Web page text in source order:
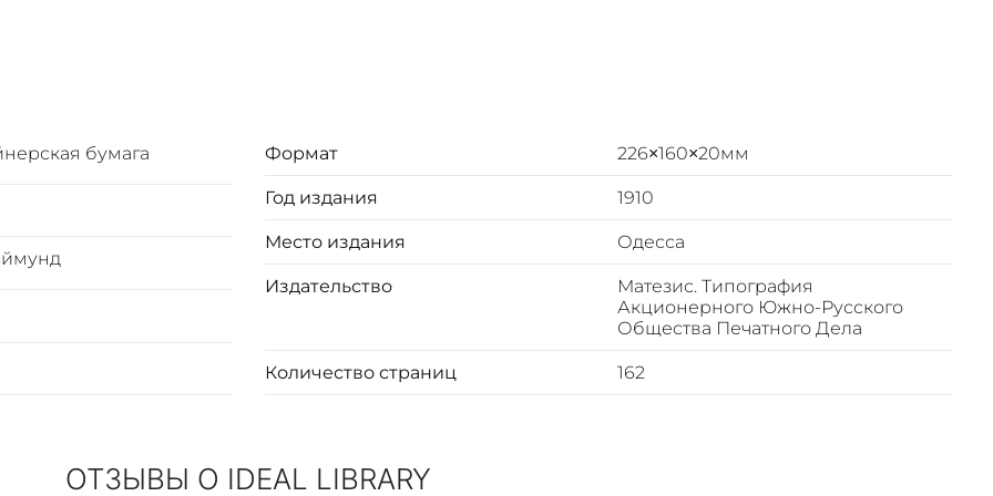
пневматическими пульсирующими крыльями (махолет), изобретя,
теоретических, исторических и популяризаторских публикаций
по воздуху, научное обоснование возможности такого
в том числе, последние достижения и перспективные
принципам полета и создателям включает: воздушный шар,
полета (планер), аэроплан, геликоптер, ортоптер. Издание
чертежи, схемы, рисунки, что очень оживляет изложение и
бумага Формат 226×160×20мм
Год издания 1910
Место издания Одесса
Издательство
Матезис. Типография
Акционерного Южно-Русского
Общества Печатного Дела
Количество страниц 162
ОТЗЫВЫ О IDEAL LIBRARY